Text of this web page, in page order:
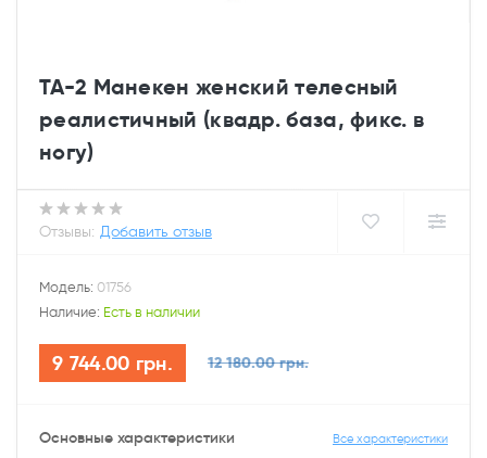
TA-2 Манекен женский телесный
реалистичный (квадр. база, фикс. в
ногу)
Отзывы: Добавить отзыв
Модель: 01756
Наличие: Есть в наличии
9 744.00 грн. 12 180.00 грн.
Основные характеристики Все характеристики